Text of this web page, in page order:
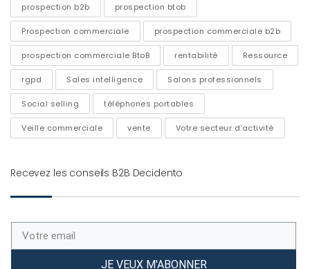
prospection b2b prospection btob
Prospection commerciale prospection commerciale b2b
prospection commerciale BtoB rentabilité Ressource
rgpd Sales intelligence Salons professionnels
Social selling téléphones portables
Veille commerciale vente Votre secteur d'activité
Recevez les conseils B2B Decidento
JE VEUX M'ABONNER